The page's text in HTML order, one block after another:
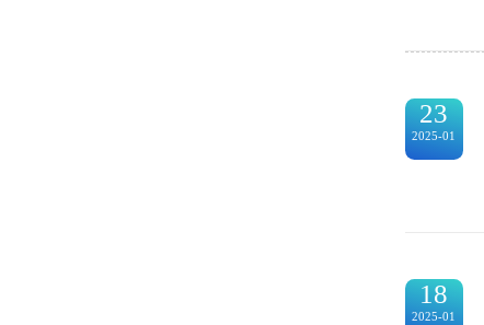
23
2025-01
18
2025-01